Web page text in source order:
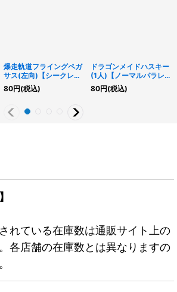
爆走軌道フライングペガ
サス(左向)【シークレッ
ト】{QCAC-JP062}
《モンスター》
80円(税込)
ドラゴンメイドハスキー
(1人)【ノーマルパラレ
ル】{SLF1-JP065}《融
合》
80円(税込)
れている在庫数は通販サイト上の
各店舗の在庫数とは異なりますの